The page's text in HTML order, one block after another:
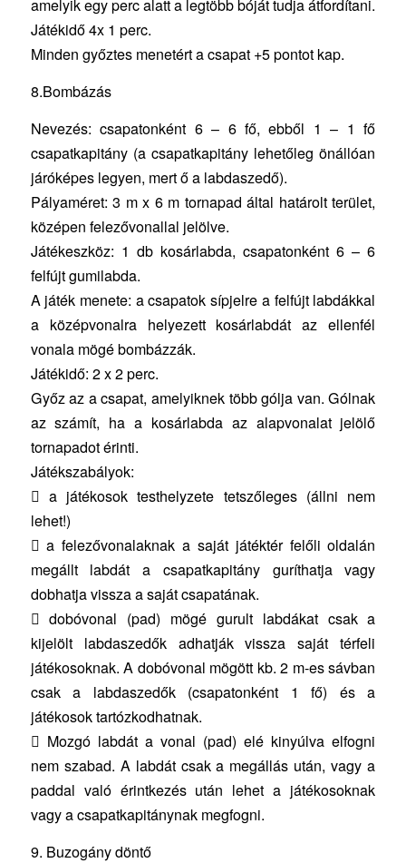
amelyik egy perc alatt a legtöbb bóját tudja átfordítani.
Játékidő 4x 1 perc.
Minden győztes menetért a csapat +5 pontot kap.
8.Bombázás
Nevezés: csapatonként 6 – 6 fő, ebből 1 – 1 fő
csapatkapitány (a csapatkapitány lehetőleg önállóan
járóképes legyen, mert ő a labdaszedő).
Pályaméret: 3 m x 6 m tornapad által határolt terület,
középen felezővonallal jelölve.
Játékeszköz: 1 db kosárlabda, csapatonként 6 – 6
felfújt gumilabda.
A játék menete: a csapatok sípjelre a felfújt labdákkal
a középvonalra helyezett kosárlabdát az ellenfél
vonala mögé bombázzák.
Játékidő: 2 x 2 perc.
Győz az a csapat, amelyiknek több gólja van. Gólnak
az számít, ha a kosárlabda az alapvonalat jelölő
tornapadot érinti.
Játékszabályok:
 a játékosok testhelyzete tetszőleges (állni nem
lehet!)
 a felezővonalaknak a saját játéktér felőli oldalán
megállt labdát a csapatkapitány guríthatja vagy
dobhatja vissza a saját csapatának.
 dobóvonal (pad) mögé gurult labdákat csak a
kijelölt labdaszedők adhatják vissza saját térfeli
játékosoknak. A dobóvonal mögött kb. 2 m-es sávban
csak a labdaszedők (csapatonként 1 fő) és a
játékosok tartózkodhatnak.
 Mozgó labdát a vonal (pad) elé kinyúlva elfogni
nem szabad. A labdát csak a megállás után, vagy a
paddal való érintkezés után lehet a játékosoknak
vagy a csapatkapitánynak megfogni.
9. Buzogány döntő